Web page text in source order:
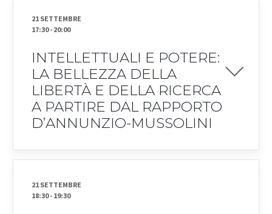
21 SETTEMBRE
17:30- 20:00
INTELLETTUALI E POTERE:
LA BELLEZZA DELLA
LIBERTÀ E DELLA RICERCA
A PARTIRE DAL RAPPORTO
D’ANNUNZIO-MUSSOLINI
21 SETTEMBRE
18:30- 19:30